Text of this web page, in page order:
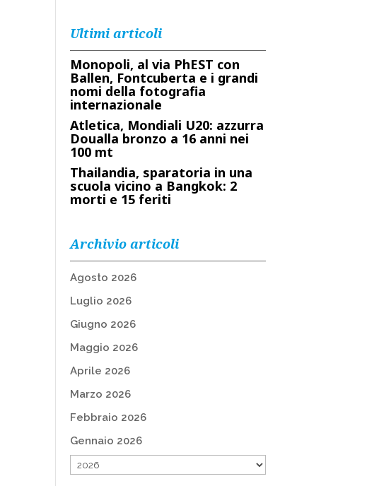
Ultimi articoli
Monopoli, al via PhEST con
Ballen, Fontcuberta e i grandi
nomi della fotografia
internazionale
Atletica, Mondiali U20: azzurra
Doualla bronzo a 16 anni nei
100 mt
Thailandia, sparatoria in una
scuola vicino a Bangkok: 2
morti e 15 feriti
Archivio articoli
Agosto 2026
Luglio 2026
Giugno 2026
Maggio 2026
Aprile 2026
Marzo 2026
Febbraio 2026
Gennaio 2026